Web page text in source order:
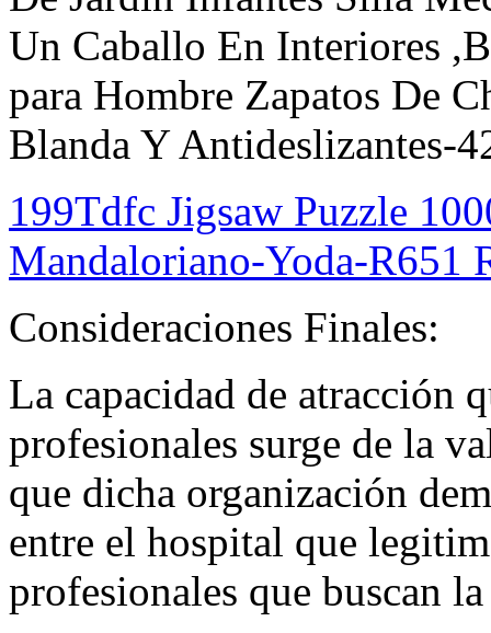
Un Caballo En Interiores
para Hombre Zapatos De
Blanda Y Antideslizantes-
199Tdfc Jigsaw Puzzle
Mandaloriano-Yoda-R651
Consideraciones Finales:
La capacidad de atracción
profesionales surge de la
que dicha organización
entre el hospital que
profesionales que buscan